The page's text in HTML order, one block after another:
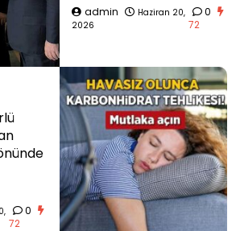
admin
Haziran 20,
2026
0
72
0
72